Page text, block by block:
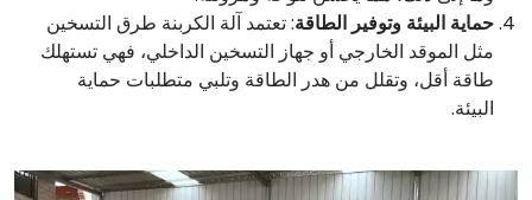
حماية البيئة وتوفير الطاقة: تعتمد آلة الكربنة طرق التسخين
مثل الموقد الخارجي أو جهاز التسخين الداخلي، فهي تستهلك
طاقة أقل، وتقلل من هدر الطاقة وتلبي متطلبات حماية
البيئة.